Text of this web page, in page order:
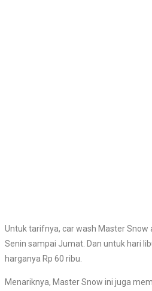
Untuk tarifnya, car wash Master Snow
Senin sampai Jumat. Dan untuk hari
harganya Rp 60 ribu.
Menariknya, Master Snow ini juga